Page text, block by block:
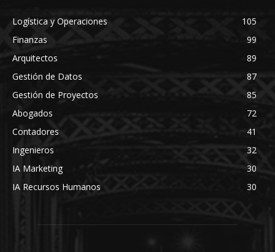
Logística y Operaciones
105
Finanzas
99
Arquitectos
89
Gestión de Datos
87
Gestión de Proyectos
85
Abogados
72
Contadores
41
Ingenieros
32
IA Marketing
30
IA Recursos Humanos
30